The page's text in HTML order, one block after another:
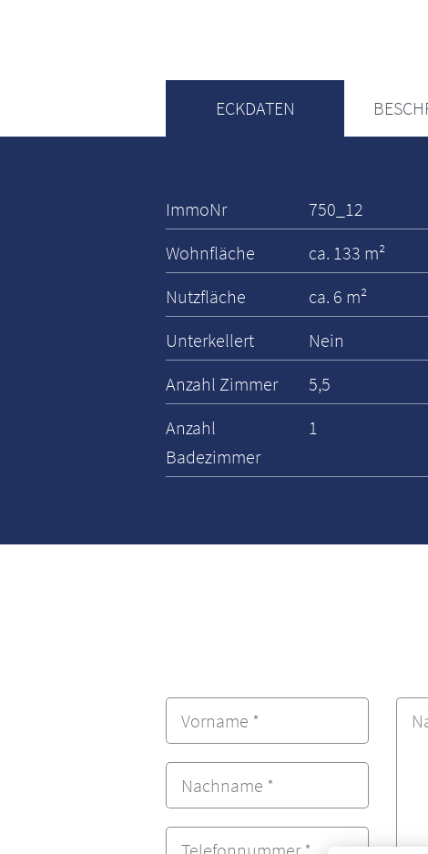
ECKDATEN
ImmoNr
750_12
Wohnfläche
ca. 133 m²
Nutzfläche
ca. 6 m²
Unterkellert
Nein
Anzahl Zimmer
5,5
Anzahl
Badezimmer
1